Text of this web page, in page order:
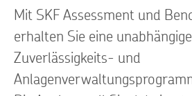
Mit SKF Assessment und
erhalten Sie eine
Zuverlässigkeits- und